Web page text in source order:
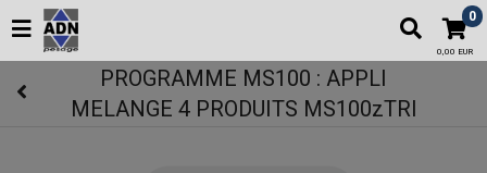
0
0,00 EUR
PROGRAMME MS100 : APPLI
MELANGE 4 PRODUITS MS100zTRI